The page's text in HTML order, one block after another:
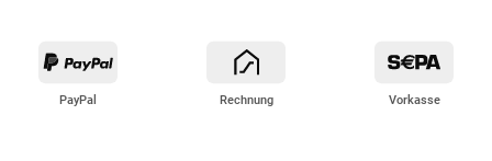
PayPal Rechnung Vorkasse